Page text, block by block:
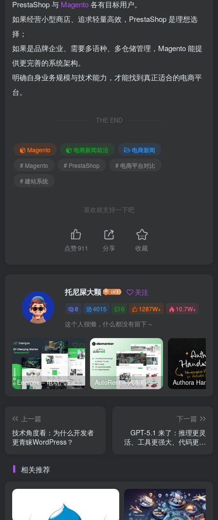
PrestaShop 与 Magento各有目标用户。
如果经营小型商店、追求轻量高效，PrestaShop 是理想选
择；
如果是品牌企业、需要多语种、多仓储管理，Magento 能提
供更完善的系统架构。
明确自身业务规模与技术能力，才能找到真正适合的电商平
台。
THE END
Magento 电商新闻前沿
电商新闻
# Magento
# PrestaShop
# 电商平台对比
# 建站系统
喜欢就支持一下吧
点赞911 分享 收藏
托尼屎大颗 关注
8 4015 0 1287W+ 10.7W+
这个人很懒，什么都没有留下～
Energox – 电动汽车充电站 Elementor 模板套件 AutoRent – 汽车租赁服务 Elementor 模板套件
上一篇
技术角度看：为什么开发者
更青睐WordPress？
下一篇
GPT-5.1 来了：推理更灵
活、工具更强大、代码更可
相关推荐